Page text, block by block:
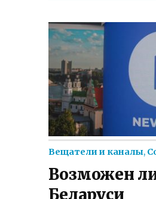
Вещатели и каналы,
Возможен
Беларуси